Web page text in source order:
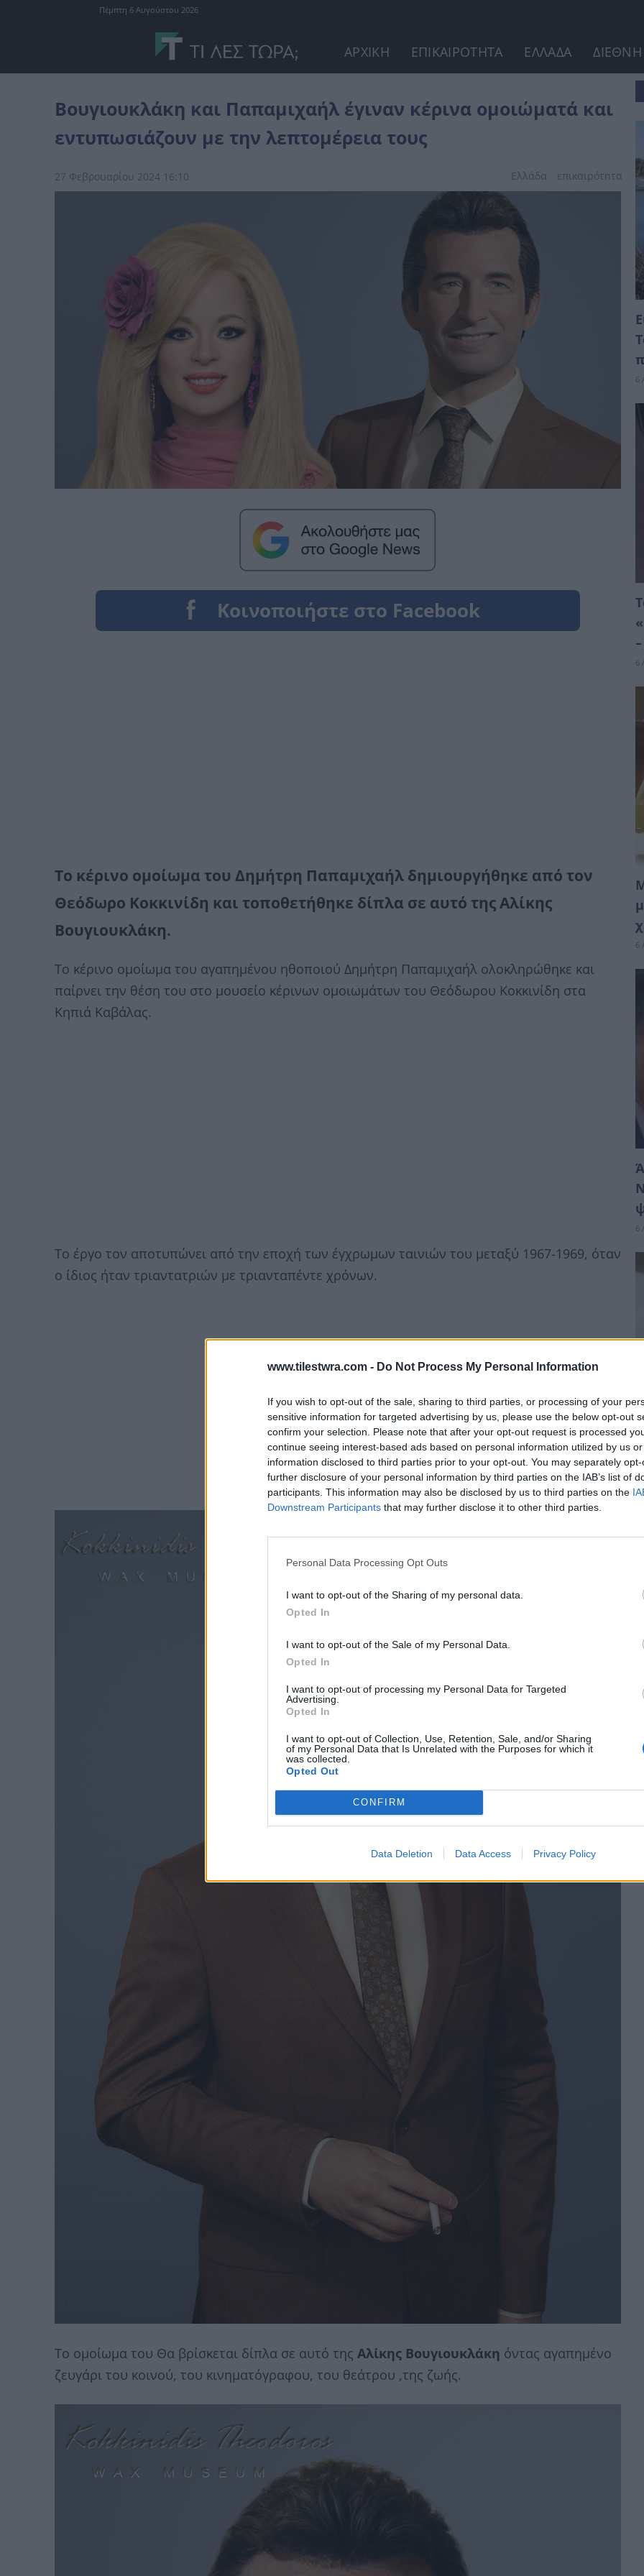
www.tilestwra.com - Do Not Process My Personal Information
If you wish to opt-out of the sale, sharing to third parties, or processing of your
sensitive information for targeted advertising by us, please use the below opt-out
confirm your selection. Please note that after your opt-out request is processed
continue seeing interest-based ads based on personal information utilized by us
information disclosed to third parties prior to your opt-out. You may separately
further disclosure of your personal information by third parties on the IAB’s list of
participants. This information may also be disclosed by us to third parties on the
Downstream Participants that may further disclose it to other third parties.
Personal Data Processing Opt Outs
I want to opt-out of the Sharing of my personal data.
Opted In
I want to opt-out of the Sale of my Personal Data.
Opted In
I want to opt-out of processing my Personal Data for Targeted
Advertising.
Opted In
I want to opt-out of Collection, Use, Retention, Sale, and/or Sharing
of my Personal Data that Is Unrelated with the Purposes for which it
was collected.
Opted Out
CONFIRM
Data Deletion Data Access Privacy Policy
Πέμπτη 6 Αυγούστου 2026
ΑΡΧΙΚΗ ΕΠΙΚΑΙΡΟΤΗΤΑ ΕΛΛΑΔΑ ΔΙΕΘΝΗ
Βουγιουκλάκη και Παπαμιχαήλ έγιναν κέρινα ομοιώματά και
εντυπωσιάζουν με την λεπτομέρεια τους
27 Φεβρουαρίου 2024 16:10 Ελλάδα επικαιpότnτα
Το κέρινο ομοίωμα του Δημήτρη Παπαμιχαήλ δημιουργήθηκε από τον
Θεόδωρο Κοκκινίδη και τοποθετήθηκε δίπλα σε αυτό της Αλίκης
Βουγιουκλάκη.
Το κέρινο ομοίωμα του αγαπημένου ηθοποιού Δημήτρη Παπαμιχαήλ ολοκληρώθηκε και
παίρνει την θέση του στο μουσείο κέρινων ομοιωμάτων του Θεόδωρου Κοκκινίδη στα
Κηπιά Καβάλας.
Το έργο τον αποτυπώνει από την εποχή των έγχρωμων ταινιών του μεταξύ 1967-1969, όταν
ο ίδιος ήταν τριαντατριών με τριανταπέντε χρόνων.
Το ομοίωμα του Θα βρίσκεται δίπλα σε αυτό της Αλίκης Βουγιουκλάκη όντας αγαπημένο
ζευγάρι του κοινού, του κινηματόγραφου, του θεάτρου ,της ζωής.
6
6
6
6